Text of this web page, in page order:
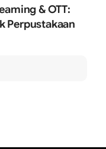
& OTT:
Perpustakaan